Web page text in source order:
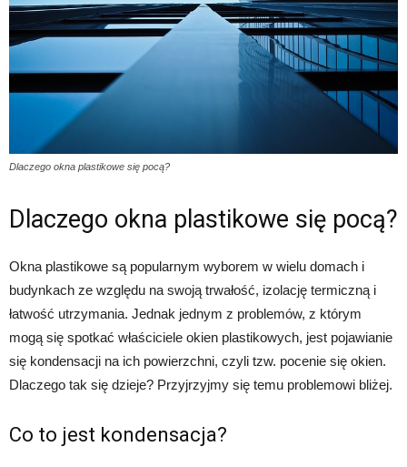
Dlaczego okna plastikowe się pocą?
Dlaczego okna plastikowe się pocą?
Okna plastikowe są popularnym wyborem w wielu domach i
budynkach ze względu na swoją trwałość, izolację termiczną i
łatwość utrzymania. Jednak jednym z problemów, z którym
mogą się spotkać właściciele okien plastikowych, jest pojawianie
się kondensacji na ich powierzchni, czyli tzw. pocenie się okien.
Dlaczego tak się dzieje? Przyjrzyjmy się temu problemowi bliżej.
Co to jest kondensacja?